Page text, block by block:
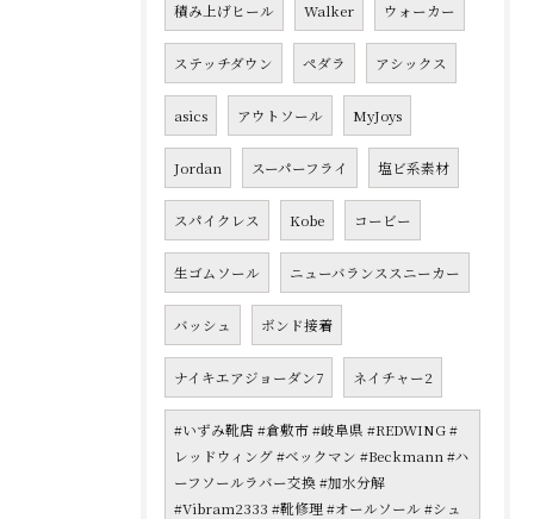
積み上げヒール Walker ウォーカー
ステッチダウン ペダラ アシックス
asics アウトソール MyJoys
Jordan スーパーフライ 塩ビ系素材
スパイクレス Kobe コービー
生ゴムソール ニューバランススニーカー
バッシュ ボンド接着
ナイキエアジョーダン7 ネイチャー2
#いずみ靴店 #倉敷市 #岐阜県 #REDWING #
レッドウィング #ベックマン #Beckmann #ハ
ーフソールラバー交換 #加水分解
#Vibram2333 #靴修理 #オールソール #シュ